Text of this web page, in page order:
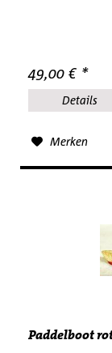
49,00 € *
Details
Merken
Paddelboot